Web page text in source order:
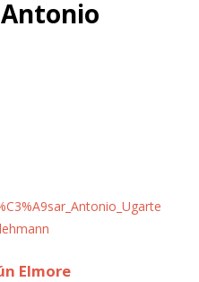
Elmore